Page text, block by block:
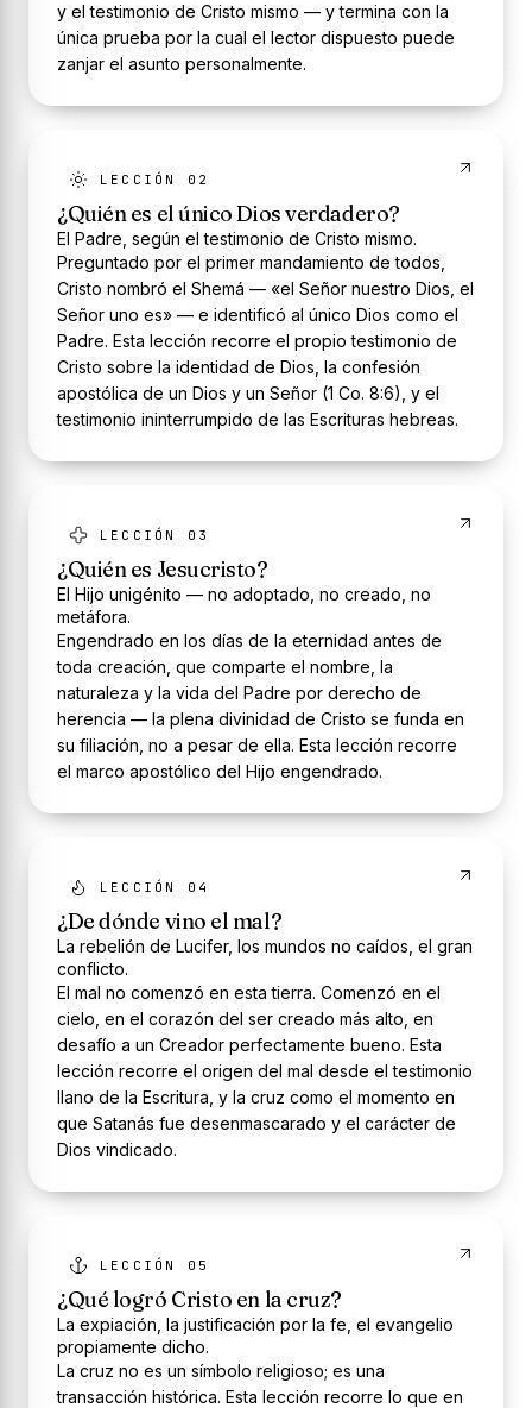
y el testimonio de Cristo mismo — y termina con la
única prueba por la cual el lector dispuesto puede
zanjar el asunto personalmente.
LECCIÓN 02
¿Quién es el único Dios verdadero?
El Padre, según el testimonio de Cristo mismo.
Preguntado por el primer mandamiento de todos,
Cristo nombró el Shemá — «el Señor nuestro Dios, el
Señor uno es» — e identificó al único Dios como el
Padre. Esta lección recorre el propio testimonio de
Cristo sobre la identidad de Dios, la confesión
apostólica de un Dios y un Señor (1 Co. 8:6), y el
testimonio ininterrumpido de las Escrituras hebreas.
LECCIÓN 03
¿Quién es Jesucristo?
El Hijo unigénito — no adoptado, no creado, no
metáfora.
Engendrado en los días de la eternidad antes de
toda creación, que comparte el nombre, la
naturaleza y la vida del Padre por derecho de
herencia — la plena divinidad de Cristo se funda en
su filiación, no a pesar de ella. Esta lección recorre
el marco apostólico del Hijo engendrado.
LECCIÓN 04
¿De dónde vino el mal?
La rebelión de Lucifer, los mundos no caídos, el gran
conflicto.
El mal no comenzó en esta tierra. Comenzó en el
cielo, en el corazón del ser creado más alto, en
desafío a un Creador perfectamente bueno. Esta
lección recorre el origen del mal desde el testimonio
llano de la Escritura, y la cruz como el momento en
que Satanás fue desenmascarado y el carácter de
Dios vindicado.
LECCIÓN 05
¿Qué logró Cristo en la cruz?
La expiación, la justificación por la fe, el evangelio
propiamente dicho.
La cruz no es un símbolo religioso; es una
transacción histórica. Esta lección recorre lo que en